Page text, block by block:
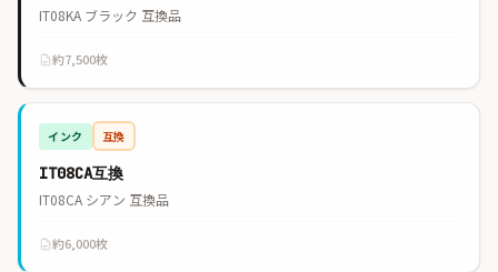
IT08KA ブラック 互換品
約7,500枚
インク 互換
IT08CA互換
IT08CA シアン 互換品
約6,000枚